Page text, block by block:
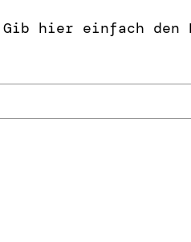
hier einfach den